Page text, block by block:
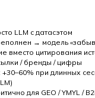
LLM с датасэтом
→ модель
вместо цитирования
/ бренды / цифры
при длинных
для GEO / YMYL /